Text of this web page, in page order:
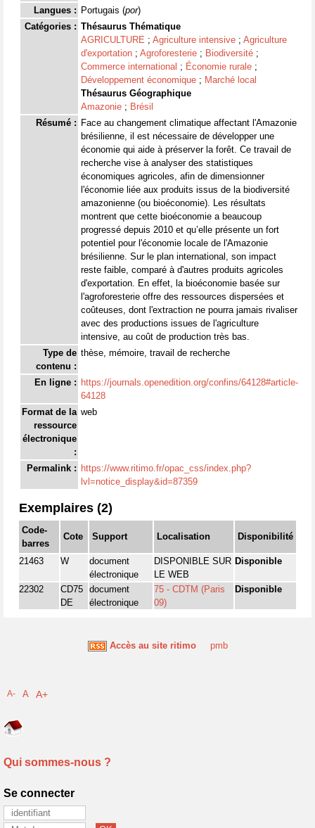
Langues : Portugais (por)
Catégories : Thésaurus Thématique
AGRICULTURE ; Agriculture intensive ; Agriculture
d'exportation ; Agroforesterie ; Biodiversité ;
Commerce international ; Économie rurale ;
Développement économique ; Marché local
Thésaurus Géographique
Amazonie ; Brésil
Résumé : Face au changement climatique affectant l'Amazonie
brésilienne, il est nécessaire de développer une
économie qui aide à préserver la forêt. Ce travail de
recherche vise à analyser des statistiques
économiques agricoles, afin de dimensionner
l'économie liée aux produits issus de la biodiversité
amazonienne (ou bioéconomie). Les résultats
montrent que cette bioéconomie a beaucoup
progressé depuis 2010 et qu’elle présente un fort
potentiel pour l'économie locale de l'Amazonie
brésilienne. Sur le plan international, son impact
reste faible, comparé à d'autres produits agricoles
d'exportation. En effet, la bioéconomie basée sur
l'agroforesterie offre des ressources dispersées et
coûteuses, dont l'extraction ne pourra jamais rivaliser
avec des productions issues de l'agriculture
intensive, au coût de production très bas.
Type de
contenu :
thèse, mémoire, travail de recherche
En ligne : https://journals.openedition.org/confins/64128#article-
64128
Format de la
ressource
électronique
:
web
Permalink : https://www.ritimo.fr/opac_css/index.php?
lvl=notice_display&id=87359
Exemplaires (2)
Code-
barres
Cote Support Localisation Disponibilité
21463 W
document
électronique
DISPONIBLE SUR
LE WEB
Disponible
22302
CD75
DE
document
électronique
75 - CDTM (Paris
09)
Disponible
Accès au site ritimo pmb
A- A A+
Qui sommes-nous ?
Se connecter